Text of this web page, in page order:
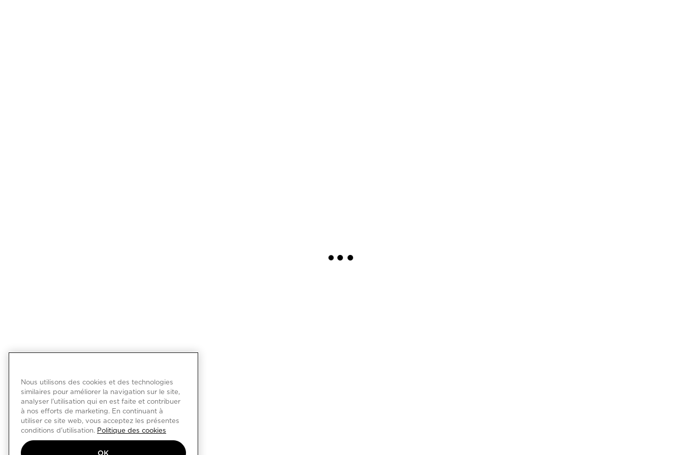
Nous utilisons des cookies et des technologies
similaires pour améliorer la navigation sur le site,
analyser l'utilisation qui en est faite et contribuer
à nos efforts de marketing. En continuant à
utiliser ce site web, vous acceptez les présentes
conditions d'utilisation. Politique des cookies
OK